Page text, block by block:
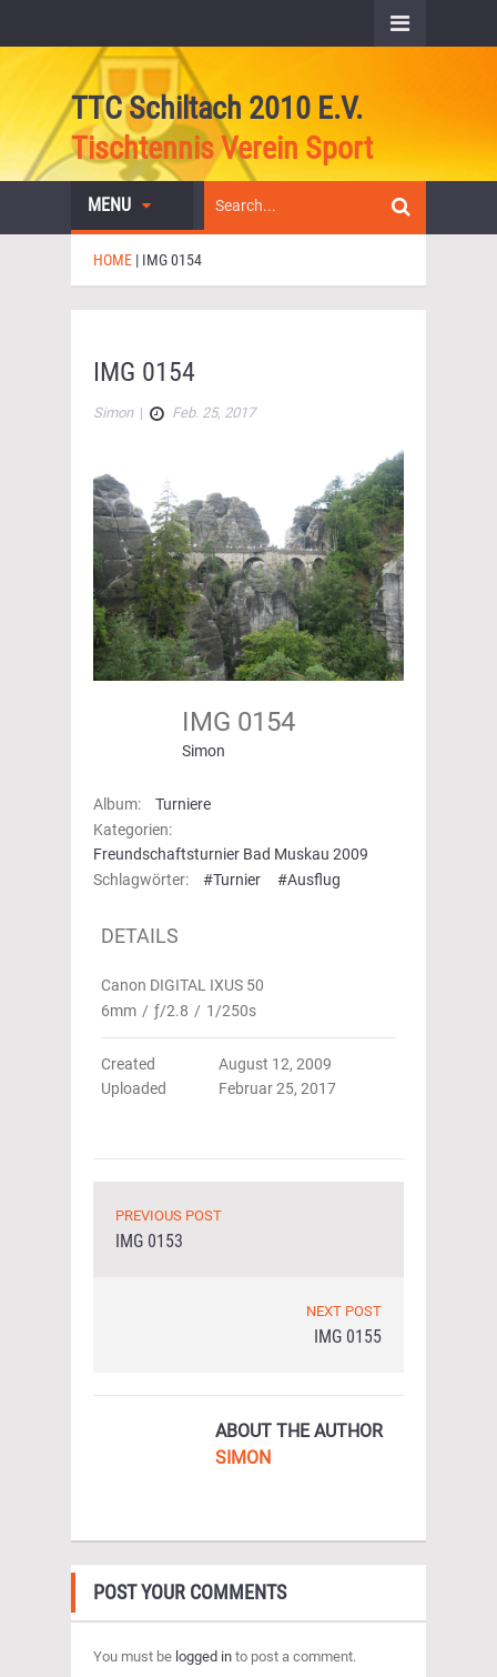
TTC Schiltach 2010 E.V.
Tischtennis Verein Sport
MENU
HOME | IMG 0154
IMG 0154
Simon| Feb. 25, 2017
IMG 0154
Simon
Album:
Turniere
Kategorien:
Freundschaftsturnier Bad Muskau 2009
Schlagwörter:
#Turnier #Ausflug
DETAILS
Canon DIGITAL IXUS 50
6mm / ƒ/2.8 / 1/250s
Created
August 12, 2009
Uploaded
Februar 25, 2017
PREVIOUS POST
IMG 0153
NEXT POST
IMG 0155
ABOUT THE AUTHOR
SIMON
POST YOUR COMMENTS
You must be logged in to post a comment.